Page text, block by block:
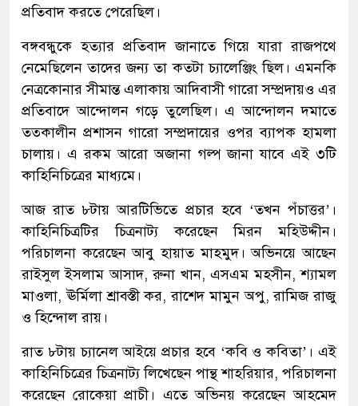
প্রতিবাদ করতে পেরেছিল।
বঙ্গবন্ধুকে হত্যার প্রতিবাদ জানাতে গিয়ে যারা রাজপথে
নেমেছিলেন তাদের জন্য তা কতটা চ্যালেঞ্জিং ছিল। এমনকি
নেত্রকোনার সীমান্ত এলাকায় আদিবাসী গারো সম্প্রদায়ও এর
প্রতিবাদে আন্দোলন গড়ে তুলেছিল। এ আন্দোলন দমাতে
তত্কালীন প্রশাসন গারো সম্প্রদায়ের ওপর ব্যাপক হামলা
চালায়। এ রকম আরো অজানা গল্প জানা যাবে এই ৩টি
কাহিনিচিত্রের মাধ্যমে।
আজ রাত ৮টায় আরটিভিতে প্রচার হবে ‘তখন পঁচাত্তর’।
কাহিনিচিত্রটির চিত্রনাট্য করেছেন মিরন মহিউদ্দীন।
পরিচালনা করেছেন আবু হায়াত মাহমুদ। অভিনয়ে আছেন
রাইসুল ইসলাম আসাদ, রুনা খান, এসএম মহসীন, শ্যামল
মাওলা, ঊর্মিলা শ্রাবস্তী কর, রাশেদ মামুন অপু, রামিজ রাজু
ও হিন্দোল রায়।
রাত ৮টায় চ্যানেল আইয়ে প্রচার হবে ‘কবি ও কবিতা’। এই
কাহিনিচিত্রের চিত্রনাট্য লিখেছেন পান্থ শাহরিয়ার, পরিচালনা
করেছেন রোকেয়া প্রাচী। এতে অভিনয় করেছেন আহমেদ